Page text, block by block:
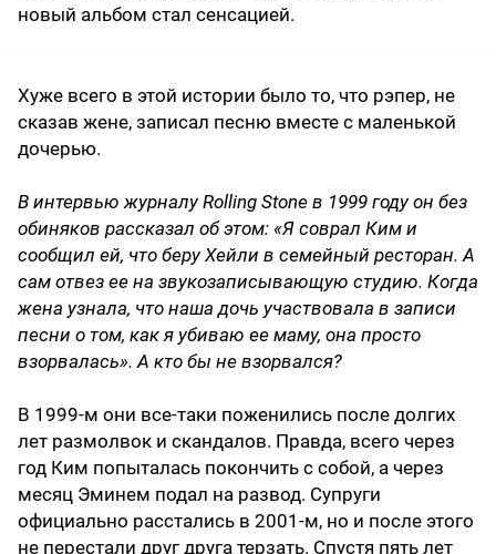
новый альбом стал сенсацией.
Хуже всего в этой истории было то, что рэпер, не
сказав жене, записал песню вместе с маленькой
дочерью.
В интервью журналу Rolling Stone в 1999 году он без
обиняков рассказал об этом: «Я соврал Ким и
сообщил ей, что беру Хейли в семейный ресторан. А
сам отвез ее на звукозаписывающую студию. Когда
жена узнала, что наша дочь участвовала в записи
песни о том, как я убиваю ее маму, она просто
взорвалась». А кто бы не взорвался?
В 1999-м они все-таки поженились после долгих
лет размолвок и скандалов. Правда, всего через
год Ким попыталась покончить с собой, а через
месяц Эминем подал на развод. Супруги
официально расстались в 2001-м, но и после этого
не перестали друг друга терзать. Спустя пять лет